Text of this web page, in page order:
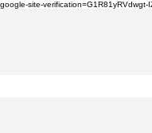
google-site-